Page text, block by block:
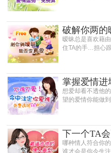
破解你两的
暧昧总是喜欢藉
住TA的手…担心跟
掌握爱情进
想爱却看不透他
望的爱情你能做到
下一个TA
哪种情人符合你
谁才会是你今生注